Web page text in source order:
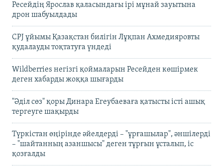
Ресейдің Ярослав қаласындағы ірі мұнай зауытына
дрон шабуылдады
CPJ ұйымы Қазақстан билігін Лұқпан Ахмедияровты
қудалауды тоқтатуға үндеді
Wildberries негізгі қоймаларын Ресейден көшірмек
деген хабарды жоққа шығарды
"Әділ сөз" қоры Динара Егеубаеваға қатысты істі ашық
тергеуге шақырды
Түркістан өңірінде әйелдерді – "ұрғашылар", әншілерді
– "шайтанның азаншысы" деген тұрғын ұсталып, іс
қозғалды